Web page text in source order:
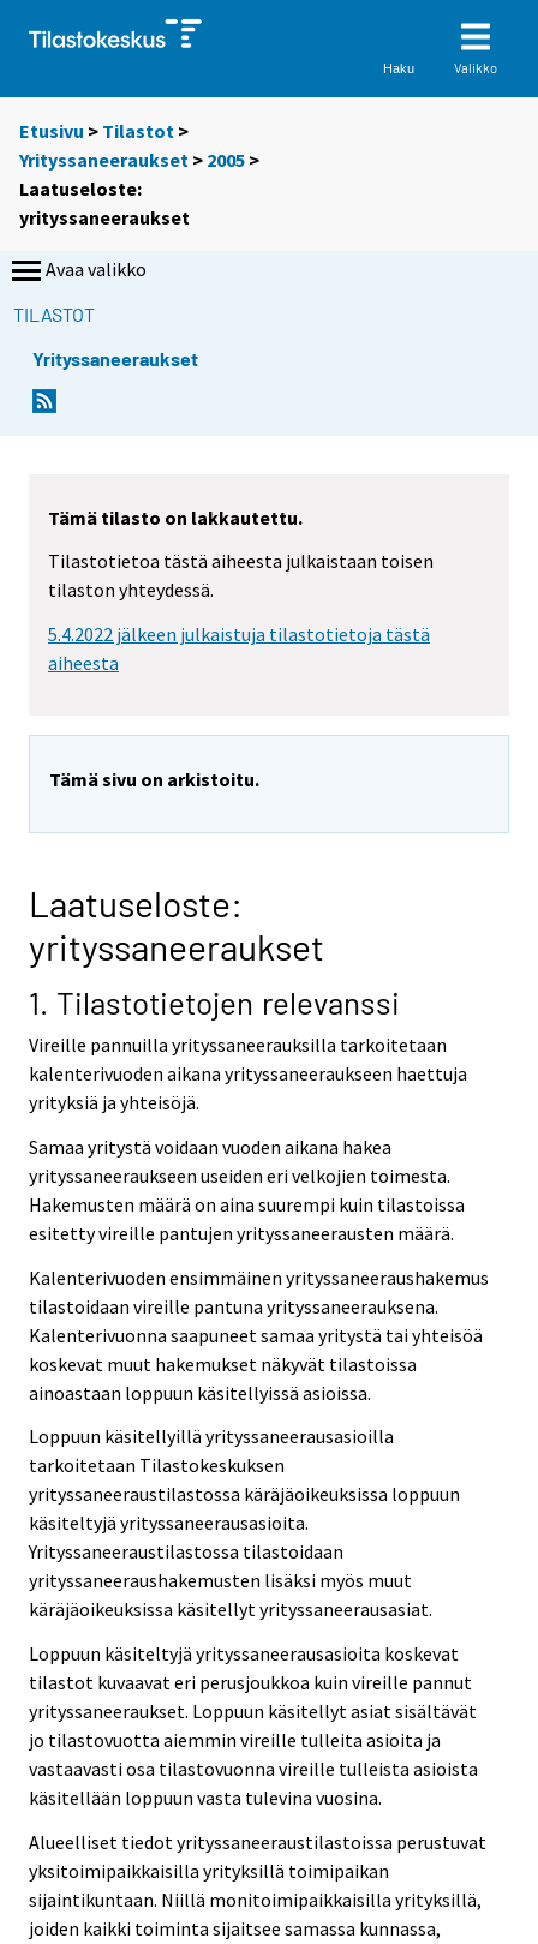
Haku Valikko
Etusivu > Tilastot >
Yrityssaneeraukset > 2005 >
Laatuseloste:
yrityssaneeraukset
Avaa valikko
TILASTOT
Yrityssaneeraukset
Tämä tilasto on lakkautettu.
Tilastotietoa tästä aiheesta julkaistaan toisen
tilaston yhteydessä.
5.4.2022 jälkeen julkaistuja tilastotietoja tästä
aiheesta
Tämä sivu on arkistoitu.
Laatuseloste:
yrityssaneeraukset
1. Tilastotietojen relevanssi
Vireille pannuilla yrityssaneerauksilla tarkoitetaan
kalenterivuoden aikana yrityssaneeraukseen haettuja
yrityksiä ja yhteisöjä.
Samaa yritystä voidaan vuoden aikana hakea
yrityssaneeraukseen useiden eri velkojien toimesta.
Hakemusten määrä on aina suurempi kuin tilastoissa
esitetty vireille pantujen yrityssaneerausten määrä.
Kalenterivuoden ensimmäinen yrityssaneeraushakemus
tilastoidaan vireille pantuna yrityssaneerauksena.
Kalenterivuonna saapuneet samaa yritystä tai yhteisöä
koskevat muut hakemukset näkyvät tilastoissa
ainoastaan loppuun käsitellyissä asioissa.
Loppuun käsitellyillä yrityssaneerausasioilla
tarkoitetaan Tilastokeskuksen
yrityssaneeraustilastossa käräjäoikeuksissa loppuun
käsiteltyjä yrityssaneerausasioita.
Yrityssaneeraustilastossa tilastoidaan
yrityssaneeraushakemusten lisäksi myös muut
käräjäoikeuksissa käsitellyt yrityssaneerausasiat.
Loppuun käsiteltyjä yrityssaneerausasioita koskevat
tilastot kuvaavat eri perusjoukkoa kuin vireille pannut
yrityssaneeraukset. Loppuun käsitellyt asiat sisältävät
jo tilastovuotta aiemmin vireille tulleita asioita ja
vastaavasti osa tilastovuonna vireille tulleista asioista
käsitellään loppuun vasta tulevina vuosina.
Alueelliset tiedot yrityssaneeraustilastoissa perustuvat
yksitoimipaikkaisilla yrityksillä toimipaikan
sijaintikuntaan. Niillä monitoimipaikkaisilla yrityksillä,
joiden kaikki toiminta sijaitsee samassa kunnassa,